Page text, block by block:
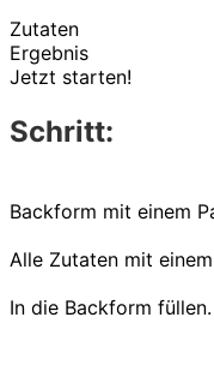
Zutaten
Ergebnis
Jetzt starten!
Schritt:
Backform mit einem
Alle Zutaten mit
In die Backform füllen.